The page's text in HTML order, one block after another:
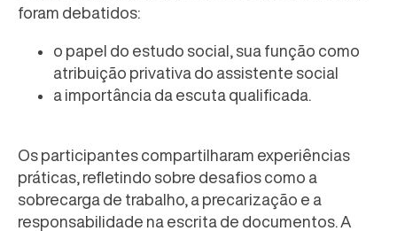
foram debatidos:
o papel do estudo social, sua função como
atribuição privativa do assistente social
a importância da escuta qualificada.
Os participantes compartilharam experiências
práticas, refletindo sobre desafios como a
sobrecarga de trabalho, a precarização e a
responsabilidade na escrita de documentos. A